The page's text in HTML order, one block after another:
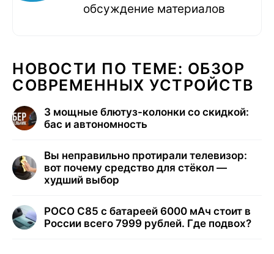
обсуждение материалов
НОВОСТИ ПО ТЕМЕ: ОБЗОР
СОВРЕМЕННЫХ УСТРОЙСТВ
3 мощные блютуз-колонки со скидкой:
бас и автономность
Вы неправильно протирали телевизор:
вот почему средство для стёкол —
худший выбор
POCO C85 с батареей 6000 мАч стоит в
России всего 7999 рублей. Где подвох?